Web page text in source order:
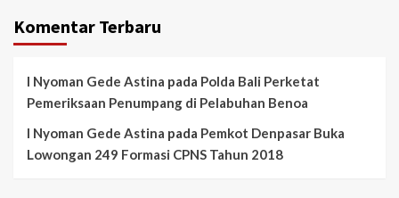
Komentar Terbaru
I Nyoman Gede Astina pada Polda Bali Perketat
Pemeriksaan Penumpang di Pelabuhan Benoa
I Nyoman Gede Astina pada Pemkot Denpasar Buka
Lowongan 249 Formasi CPNS Tahun 2018